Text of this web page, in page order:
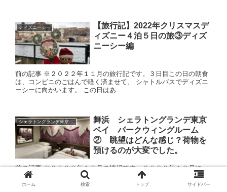
ディズニーシー
【旅行記】2022年クリスマスデ
ィズニー４泊５日の旅③ディズ
ニーシー編
前の記事 ※２０２２年１１月の旅行記です。３日目この日の朝食
は、コンビニのごはんで軽く済ませて、 シャトルバスでディズニ
ーシーに向かいます。 この日はあ...
シェラトングランデ東京ベイ
舞浜 シェラトングランデ東京
ベイ パークウィングルーム
② 眺望はどんな感じ？荷物を
預けるのが大変でした。
前の記事 ※２０２２年１２月の情報です。２０２２年１２月に、
２回目のクリスマスディズニー「勝手にジングルベルジャンボリ
ー」に行ってきた際、 オフィシャルホテルの、シェラトングラ
ホーム 検索 トップ サイドバー